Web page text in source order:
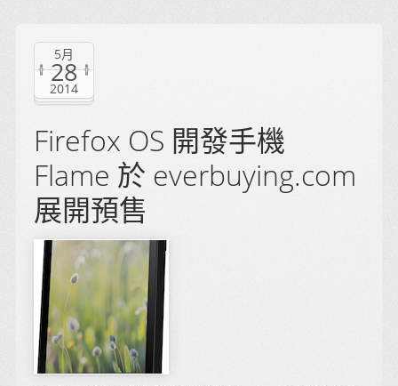
5月
28
2014
Firefox OS 開發手機
Flame 於 everbuying.com
展開預售